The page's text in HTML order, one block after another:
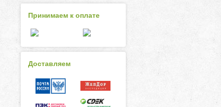
Принимаем к оплате
Доставляем